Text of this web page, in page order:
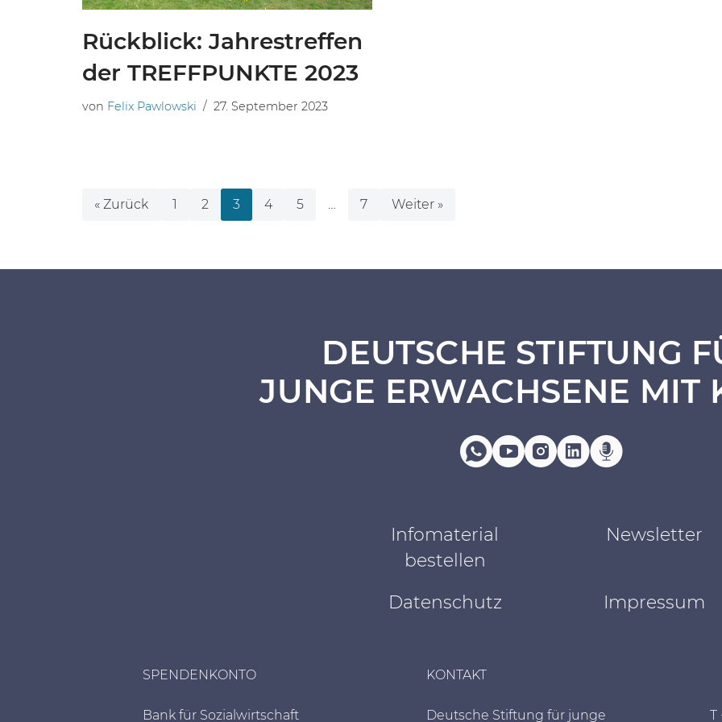
Rückblick: Jahrestreffen
der TREFFPUNKTE 2023
von Felix Pawlowski 27. September 2023
« Zurück 1 2 3 4 5 … 7 Weiter »
DEUTSCHE STIFTUNG
JUNGE ERWACHSENE MIT
Infomaterial
bestellen
Newsletter
Datenschutz Impressum
SPENDENKONTO
Bank für Sozialwirtschaft
KONTAKT
Deutsche Stiftung für junge T